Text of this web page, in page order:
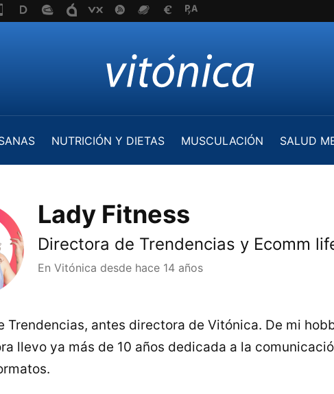
NUTRICIÓN Y DIETAS MUSCULACIÓN
SALUD
Lady Fitness
Directora de Trendencias y Ecomm
En Vitónica desde hace 14 años
Trendencias, antes directora de Vitónica. De mi
llevo ya más de 10 años dedicada a la